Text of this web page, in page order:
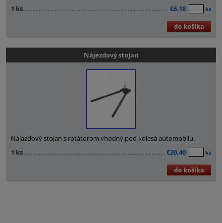
1 ks
€6,18 ks
do košíka
Nájezdový stojan
Nájazdový stojan s rotátorom vhodný pod kolesá automobilu.
1 ks
€20,40 ks
do košíka